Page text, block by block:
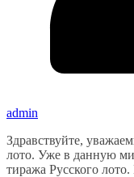
admin
Здравствуйте,
лото. Уже в данную
тиража Русского